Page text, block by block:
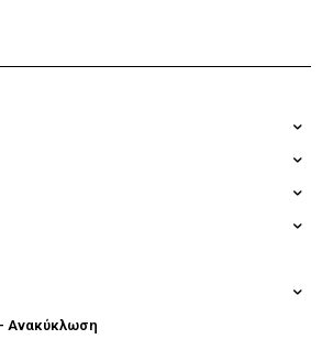
Ανακύκλωση